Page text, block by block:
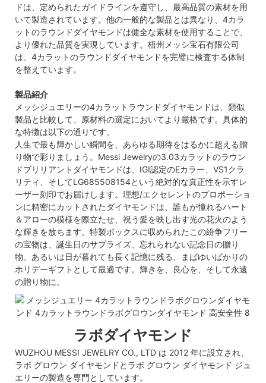
ドは、定められたガイドラインを遵守し、最高品質の素材を用
いて製造されています。他の一般的な製品とは異なり、4カラ
ットのラウンドダイヤモンドは健全な素材を使用することで、
より優れた品質を実現しています。梧州メッシ宝石有限公司
は、4カラットのラウンドダイヤモンドを完璧に検査する体制
を整えています。
製品紹介
メッシジュエリーの4カラットラウンドダイヤモンドは、類似
製品と比較して、原材料の選定においてより厳格です。具体的
な特徴は以下の通りです。
人生で最も輝かしい瞬間を、あらゆる期待をはるかに超える贈
り物で彩りましょう。Messi Jewelryの3.03カラットのラウン
ドブリリアントダイヤモンドは、IGI認定のEカラー、VS1クラ
リティ、そしてLG685508154という絶対的な真正性を示すレ
ーザー刻印でお届けします。理想/エクセレントのプロポーショ
ンに精密にカットされたダイヤモンドは、誰もが憧れるハート
＆アローの模様を際立たせ、祝う愛を映し出す光の花火のよう
な輝きを放ちます。特製ボックスに収められたこの紛争フリー
の宝物は、誕生日のサプライズ、忘れられない記念日の贈り
物、あるいは日が暮れても長く記憶に残る、まばゆいばかりの
ホリデーギフトとして最適です。輝きを、良心を、そして永遠
の贈り物に。
ラボダイヤモンド
WUZHOU MESSI JEWELRY CO., LTD は 2012 年に設立され、
ラボ グロウン ダイヤモンドとラボ グロウン ダイヤモンド ジュ
エリーの製造を専門としています。